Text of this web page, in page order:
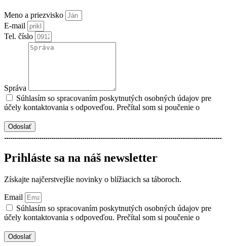
Meno a priezvisko
E-mail
Tel. číslo
Správa
Súhlasím so spracovaním poskytnutých osobných údajov pre
účely kontaktovania s odpoveďou. Prečítal som si poučenie o
Odoslať
Prihláste sa na náš newsletter
Získajte najčerstvejšie novinky o blížiacich sa táboroch.
Email
Súhlasím so spracovaním poskytnutých osobných údajov pre
účely kontaktovania s odpoveďou. Prečítal som si poučenie o
Odoslať